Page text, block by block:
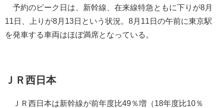
予約のピーク日は、新幹線、在来線特急ともに下りが8月
11日、上りが8月13日という状況。8月11日の午前に東京駅
を発車する車両はほぼ満席となっている。
ＪＲ西日本
ＪＲ西日本は新幹線が前年度比49％増（18年度比10％